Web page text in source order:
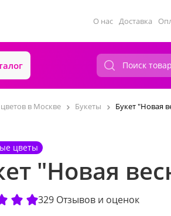
О нас Доставка
в Москве Букеты Букет "Новая
цветы
"Новая
329 Отзывов и оценок